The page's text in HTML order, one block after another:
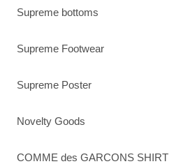
Supreme bottoms
Supreme Footwear
Supreme Poster
Novelty Goods
COMME des GARCONS SHIRT